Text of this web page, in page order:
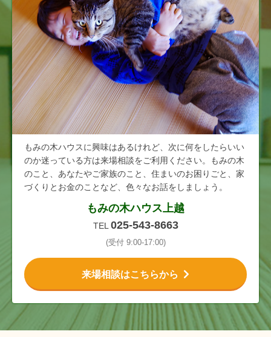
もみの木ハウスに興味はあるけれど、次に何をしたらいい
のか迷っている方は来場相談をご利用ください。もみの木
のこと、あなたやご家族のこと、住まいのお困りごと、家
づくりとお金のことなど、色々なお話をしましょう。
もみの木ハウス上越
TEL 025-543-8663
(受付 9:00-17:00)
来場相談はこちらから